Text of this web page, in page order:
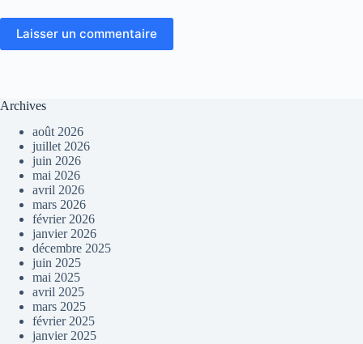
Laisser un commentaire
Archives
août 2026
juillet 2026
juin 2026
mai 2026
avril 2026
mars 2026
février 2026
janvier 2026
décembre 2025
juin 2025
mai 2025
avril 2025
mars 2025
février 2025
janvier 2025